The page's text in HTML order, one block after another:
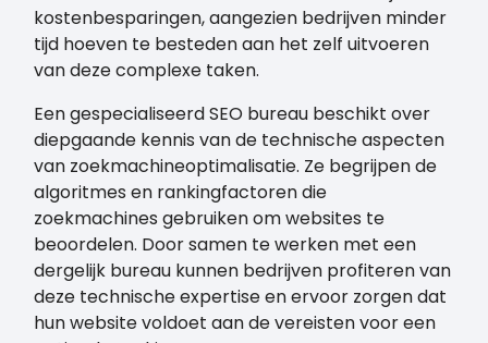
kostenbesparingen, aangezien bedrijven minder
tijd hoeven te besteden aan het zelf uitvoeren
van deze complexe taken.
Een gespecialiseerd SEO bureau beschikt over
diepgaande kennis van de technische aspecten
van zoekmachineoptimalisatie. Ze begrijpen de
algoritmes en rankingfactoren die
zoekmachines gebruiken om websites te
beoordelen. Door samen te werken met een
dergelijk bureau kunnen bedrijven profiteren van
deze technische expertise en ervoor zorgen dat
hun website voldoet aan de vereisten voor een